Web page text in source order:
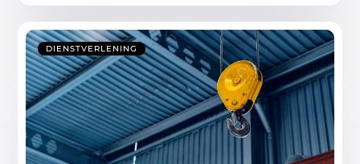
DIENSTVERLENING